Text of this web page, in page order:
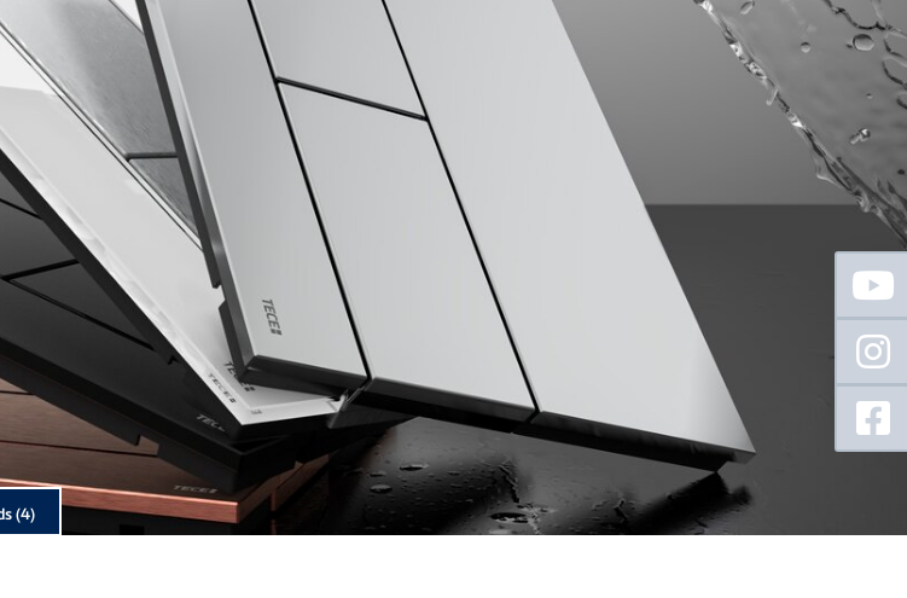
(4)
Floating